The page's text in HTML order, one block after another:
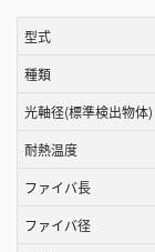
型式
種類
光軸径(標準検出物体)
耐熱温度
ファイバ長
ファイバ径